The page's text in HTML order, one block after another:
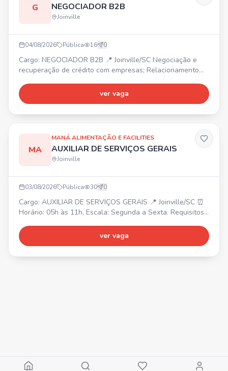
G NEGOCIADOR B2B
Joinville
04/08/2026 Pública 16 0
Cargo: NEGOCIADOR B2B 📍 Joinville/SC Negociação e
recuperação de crédito com empresas; Relacionamento
de Telemarketing B2B (Araquari/SC), Estagiário de
Marketing (Joinville/SC), Back Office (Joinville/SC),
ver vaga
MA
MANÁ ALIMENTAÇÃO E FACILITIES
AUXILIAR DE SERVIÇOS GERAIS
Joinville
03/08/2026 Pública 30 0
Cargo: AUXILIAR DE SERVIÇOS GERAIS 📍 Joinville/SC ⏰
Horário: 05h às 11h, Escala: Segunda a Sexta. Requisitos:
• Movimentar equipamentos de limpeza. • Outras
atividades relacionadas à função. Cadastre-se também
ver vaga